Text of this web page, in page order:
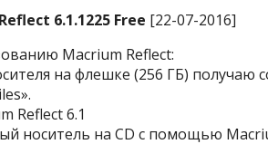
6.1.1225 Free [22-07-2016]
Macrium Reflect:
на флешке (256 ГБ) получаю
Reflect 6.1
носитель на CD c помощью